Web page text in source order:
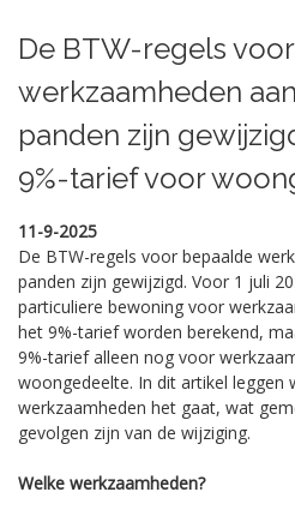
De BTW-regels voor
werkzaamheden
panden zijn
9%-tarief voor
11-9-2025
De BTW-regels voor bepaalde
panden zijn gewijzigd. Voor 1 juli
particuliere bewoning voor
het 9%-tarief worden berekend,
9%-tarief alleen nog voor
woongedeelte. In dit artikel leggen
werkzaamheden het gaat, wat
gevolgen zijn van de wijziging.
Welke werkzaamheden?